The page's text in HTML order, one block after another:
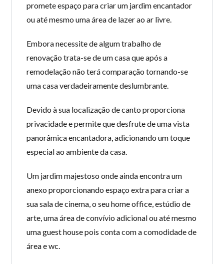
promete espaço para criar um jardim encantador
ou até mesmo uma área de lazer ao ar livre.
Embora necessite de algum trabalho de
renovação trata-se de um casa que após a
remodelação não terá comparação tornando-se
uma casa verdadeiramente deslumbrante.
Devido à sua localização de canto proporciona
privacidade e permite que desfrute de uma vista
panorâmica encantadora, adicionando um toque
especial ao ambiente da casa.
Um jardim majestoso onde ainda encontra um
anexo proporcionando espaço extra para criar a
sua sala de cinema, o seu home office, estúdio de
arte, uma área de convívio adicional ou até mesmo
uma guest house pois conta com a comodidade de
área e wc.